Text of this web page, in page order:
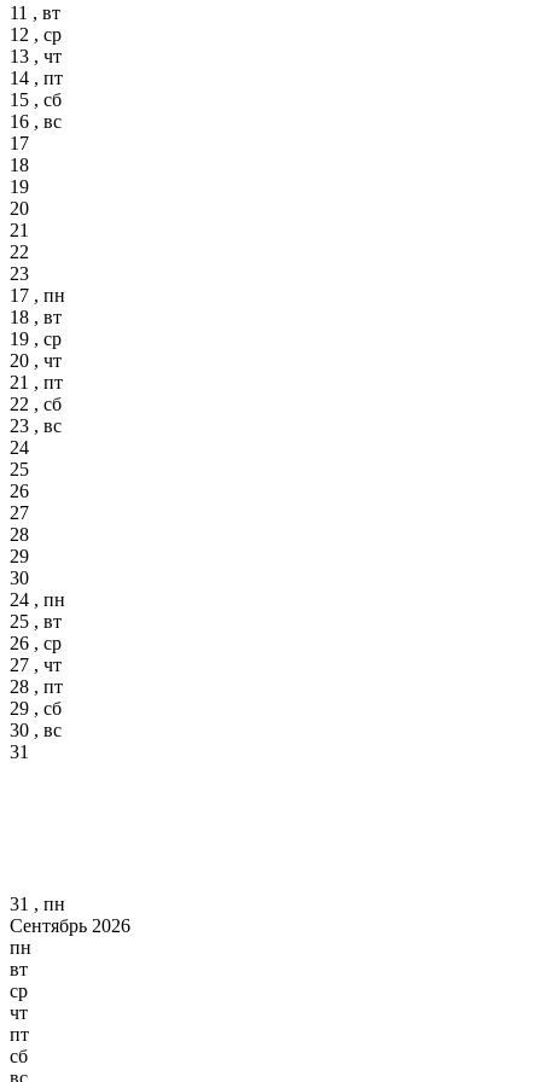
11 , вт
12 , ср
13 , чт
14 , пт
15 , сб
16 , вс
17
18
19
20
21
22
23
17 , пн
18 , вт
19 , ср
20 , чт
21 , пт
22 , сб
23 , вс
24
25
26
27
28
29
30
24 , пн
25 , вт
26 , ср
27 , чт
28 , пт
29 , сб
30 , вс
31
31 , пн
Сентябрь 2026
пн
вт
ср
чт
пт
сб
вс